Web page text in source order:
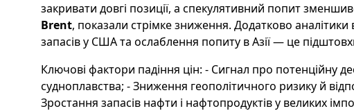
закривати довгі позиції, а спекулятивний попит
Brent, показали стрімке зниження. Додатково
запасів у США та ослаблення попиту в Азії — це
Ключові фактори падіння цін: - Сигнал про потенційну
судноплавства; - Зниження геополітичного ризику й
Зростання запасів нафти і нафтопродуктів у великих